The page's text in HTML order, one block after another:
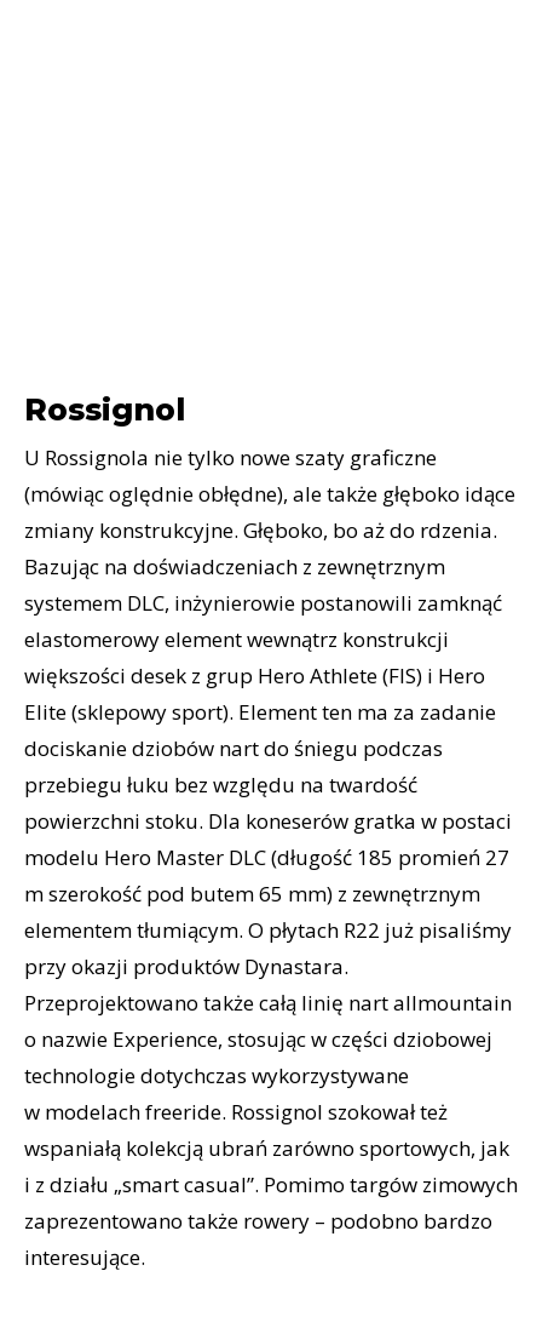
Rossignol
U Rossignola nie tylko nowe szaty graficzne
(mówiąc oględnie obłędne), ale także głęboko idące
zmiany konstrukcyjne. Głęboko, bo aż do rdzenia.
Bazując na doświadczeniach z zewnętrznym
systemem DLC, inżynierowie postanowili zamknąć
elastomerowy element wewnątrz konstrukcji
większości desek z grup Hero Athlete (FIS) i Hero
Elite (sklepowy sport). Element ten ma za zadanie
dociskanie dziobów nart do śniegu podczas
przebiegu łuku bez względu na twardość
powierzchni stoku. Dla koneserów gratka w postaci
modelu Hero Master DLC (długość 185 promień 27
m szerokość pod butem 65 mm) z zewnętrznym
elementem tłumiącym. O płytach R22 już pisaliśmy
przy okazji produktów Dynastara.
Przeprojektowano także całą linię nart allmountain
o nazwie Experience, stosując w części dziobowej
technologie dotychczas wykorzystywane
w modelach freeride. Rossignol szokował też
wspaniałą kolekcją ubrań zarówno sportowych, jak
i z działu „smart casual”. Pomimo targów zimowych
zaprezentowano także rowery – podobno bardzo
interesujące.